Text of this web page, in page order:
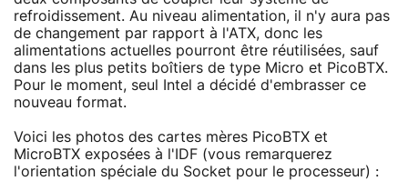
refroidissement. Au niveau alimentation, il n'y aura pas
de changement par rapport à l'ATX, donc les
alimentations actuelles pourront être réutilisées, sauf
dans les plus petits boîtiers de type Micro et PicoBTX.
Pour le moment, seul Intel a décidé d'embrasser ce
nouveau format.
Voici les photos des cartes mères PicoBTX et
MicroBTX exposées à l'IDF (vous remarquerez
l'orientation spéciale du Socket pour le processeur) :